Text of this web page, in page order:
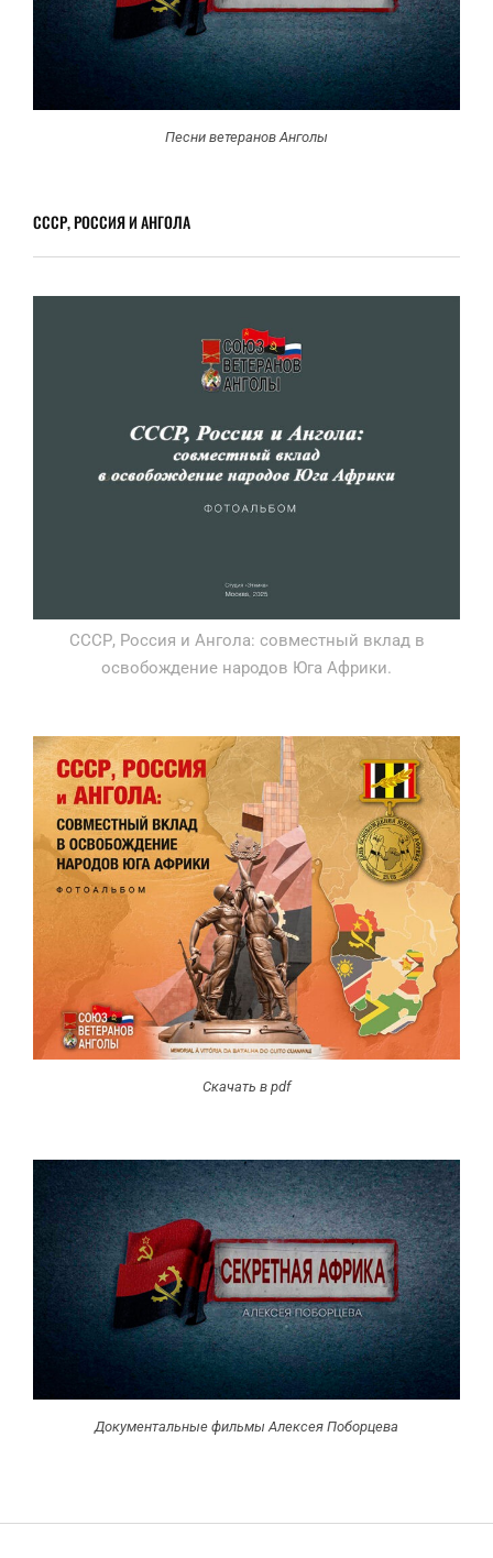
Песни ветеранов Анголы
СССР, РОССИЯ И АНГОЛА
СССР, Россия и Ангола: совместный вклад в
освобождение народов Юга Африки.
Скачать в pdf
Документальные фильмы Алексея Поборцева